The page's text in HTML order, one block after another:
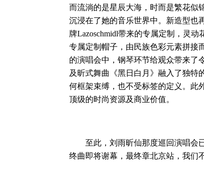
而流淌的是星辰大海，时而是繁花似
沉浸在了她的音乐世界中。新造型也
牌Lazoschmidl带来的专属定制，灵
专属定制帽子，由民族色彩元素拼接
的演唱会中，钢琴环节给观众带来了
及昕式舞曲《黑日白月》融入了独特
何框架束缚，也不受标签的定义。此
顶级的时尚资源及商业价值。
至此，刘雨昕仙那度巡回演唱会已
终曲即将谢幕，最终章北京站，我们